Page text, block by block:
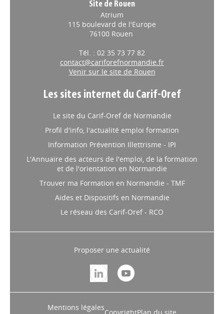
Site de Rouen
Atrium
115 boulevard de l'Europe
76100 Rouen
Tél. : 02 35 73 77 82
contact@cariforefnormandie.fr
Venir sur le site de Rouen
Les sites internet du Carif-Oref
Le site du Carif-Oref de Normandie
Profil d'info, l'actualité emploi formation
Information Prévention Illettrisme - IPI
L'Annuaire des acteurs de l'emploi, de la formation
et de l'orientation en Normandie
Trouver ma Formation en Normandie - TMF
Aides et Dispositifs en Normandie
Le réseau des Carif-Oref - RCO
Proposer une actualité
Mentions légales